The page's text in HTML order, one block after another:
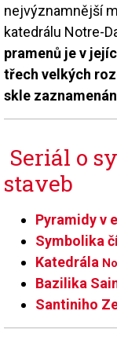
nejvýznamnější
katedrálu Notre-
pramenů je v
třech velkých
skle
Seriál o
staveb
Pyramidy v
Symbolika
Katedrála
Bazilika
Santiniho